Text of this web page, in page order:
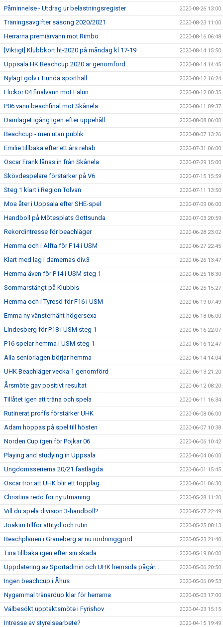
Påminnelse - Utdrag ur belastningsregister 2020-08-26 13:00
Träningsavgifter säsong 2020/2021 2020-08-23 11:00
Herrarna premiärvann mot Rimbo 2020-08-16 06:48
[Viktigt] Klubbkort ht-2020 på måndag kl 17-19 2020-08-14 15:50
Uppsala HK Beachcup 2020 är genomförd 2020-08-14 14:45
Nylagt golv i Tiunda sporthall 2020-08-12 16:24
Flickor 04 finalvann mot Falun 2020-08-12 00:35
P06 vann beachfinal mot Skånela 2020-08-11 09:37
Damlaget igång igen efter uppehåll 2020-08-08 06:00
Beachcup - men utan publik 2020-08-07 13:26
Emilie tillbaka efter ett års rehab 2020-07-31 06:00
Oscar Frank lånas in från Skånela 2020-07-29 15:00
Skövdespelare förstärker på V6 2020-07-15 15:59
Steg 1 klart i Region Tolvan 2020-07-11 13:50
Moa åter i Uppsala efter SHE-spel 2020-07-09 06:00
Handboll på Mötesplats Gottsunda 2020-07-03 20:59
Rekordintresse för beachläger 2020-06-28 23:02
Hemma och i Alfta för F14 i USM 2020-06-27 22:45
Klart med lag i damernas div.3 2020-06-26 13:47
Hemma även för P14 i USM steg 1 2020-06-25 18:30
Sommarstängt på Klubbis 2020-06-25 15:27
Hemma och i Tyresö för F16 i USM 2020-06-19 07:49
Emma ny vänsterhänt högersexa 2020-06-18 06:00
Lindesberg för P18 i USM steg 1 2020-06-16 22:07
P16 spelar hemma i USM steg 1 2020-06-16 12:47
Alla seniorlagen börjar hemma 2020-06-14 14:04
UHK Beachläger vecka 1 genomförd 2020-06-13 21:20
Årsmöte gav positivt resultat 2020-06-12 08:20
Tillåtet igen att träna och spela 2020-06-11 16:34
Rutinerat proffs förstärker UHK 2020-06-08 06:00
Adam hoppas på spel till hösten 2020-06-07 10:38
Norden Cup igen för Pojkar 06 2020-06-06 10:42
Playing and studying in Uppsala 2020-06-04 06:00
Ungdomsserierna 20/21 fastlagda 2020-06-01 15:45
Oscar tror att UHK blir ett topplag 2020-06-01 06:30
Christina redo för ny utmaning 2020-05-28 11:20
Vill du spela division 3-handboll? 2020-05-27 22:49
Joakim tillför attityd och rutin 2020-05-25 08:13
Beachplanen i Graneberg är nu iordninggjord 2020-05-23 21:40
Tina tillbaka igen efter sin skada 2020-05-19 06:00
Uppdatering av Sportadmin och UHK hemsida pågår... 2020-05-06 20:50
Ingen beachcup i Åhus 2020-05-06 09:53
Nygammal tränarduo klar för herrarna 2020-05-03 17:00
Välbesökt upptaktsmöte i Fyrishov 2020-04-23 15:15
Intresse av styrelsearbete? 2020-04-15 19:49